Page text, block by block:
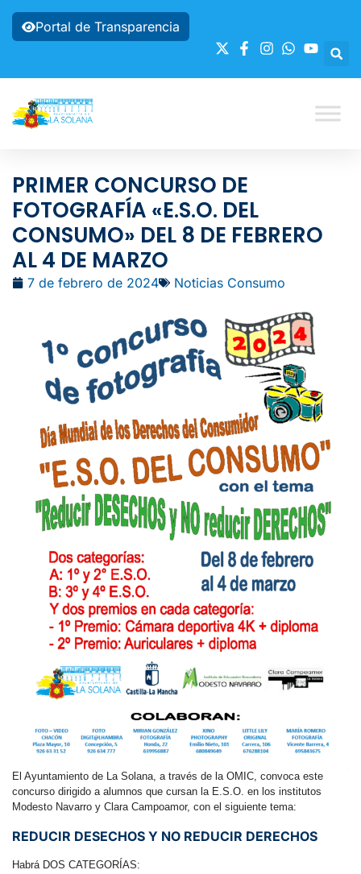
Portal de Transparencia
PRIMER CONCURSO DE
FOTOGRAFÍA «E.S.O. DEL
CONSUMO» DEL 8 DE FEBRERO
AL 4 DE MARZO
7 de febrero de 2024 Noticias Consumo
El Ayuntamiento de La Solana, a través de la OMIC, convoca este
concurso dirigido a alumnos que cursan la E.S.O. en los institutos
Modesto Navarro y Clara Campoamor, con el siguiente tema:
REDUCIR DESECHOS Y NO REDUCIR DERECHOS
Habrá DOS CATEGORÍAS: